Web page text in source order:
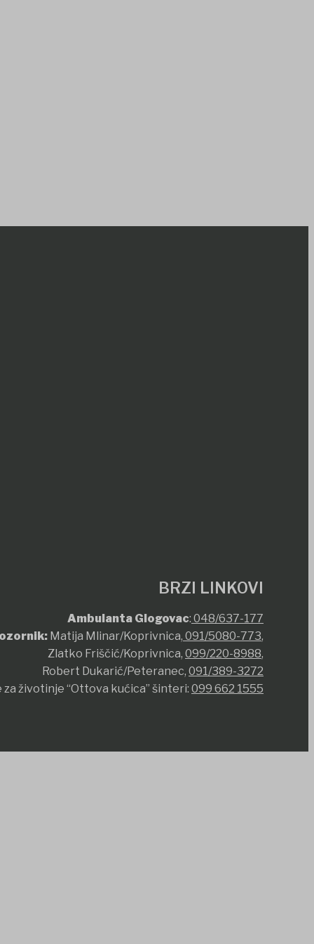
BRZI LINKOVI
Ambulanta Glogovac: 048/637-177
Matija Mlinar/Koprivnica, 091/5080-773,
Zlatko Friščić/Koprivnica, 099/220-8988,
Robert Dukarić/Peteranec, 091/389-3272
životinje “Ottova kućica” šinteri: 099 662 1555